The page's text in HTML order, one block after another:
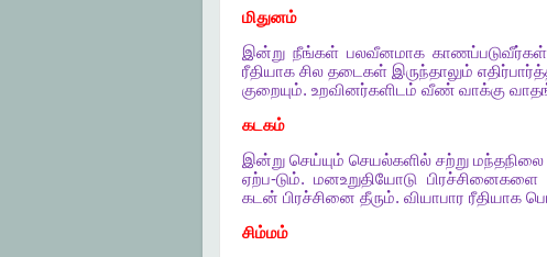
மிதுனம்
இன்று நீங்கள் பலவீனமாக காணப்படுவீர்கள்
ரீதியாக சில தடைகள் இருந்தாலும்
குறையும். உறவினர்களிடம் வீண் வாக்கு
கடகம்
இன்று செய்யும் செயல்களில் சற்று மந்தநிலை
ஏற்ப-டும்.மனஉறுதியோடு பிரச்சினைகளை
கடன் பிரச்சினை தீரும். வியாபார ரீதியாக
சிம்மம்